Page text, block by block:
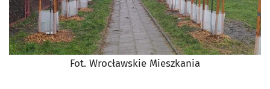
Fot. Wrocławskie Mieszkania